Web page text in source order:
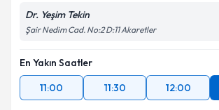
Dr. Yeşim Tekin
Şair Nedim Cad. No:2 D:11 Akaretler
En Yakın Saatler
11:00
11:30 12:00